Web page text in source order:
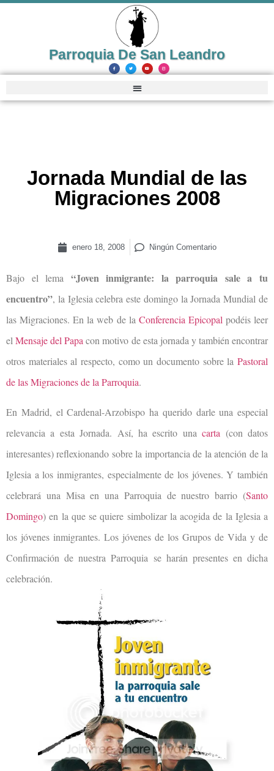
Parroquia De San Leandro
Jornada Mundial de las
Migraciones 2008
enero 18, 2008 Ningún Comentario
Bajo el lema “Joven inmigrante: la parroquia sale a tu
encuentro”, la Iglesia celebra este domingo la Jornada Mundial de
las Migraciones. En la web de la Conferencia Epicopalpodéis leer
elMensaje del Papacon motivo de esta jornada y también encontrar
otros materiales al respecto, como un documento sobre la Pastoral
de las Migraciones de la Parroquia.
En Madrid, el Cardenal-Arzobispo ha querido darle una especial
relevancia a esta Jornada. Así, ha escrito unacarta (con datos
interesantes) reflexionando sobre la importancia de la atención de la
Iglesia a los inmigrantes, especialmente de los jóvenes. Y también
celebrará una Misa en una Parroquia de nuestro barrio (Santo
Domingo) en la que se quiere simbolizar la acogida de la Iglesia a
los jóvenes inmigrantes. Los jóvenes de los Grupos de Vida y de
Confirmación de nuestra Parroquia se harán presentes en dicha
celebración.